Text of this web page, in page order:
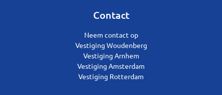
Contact
Neem contact op
Vestiging Woudenberg
Vestiging Arnhem
Vestiging Amsterdam
Vestiging Rotterdam